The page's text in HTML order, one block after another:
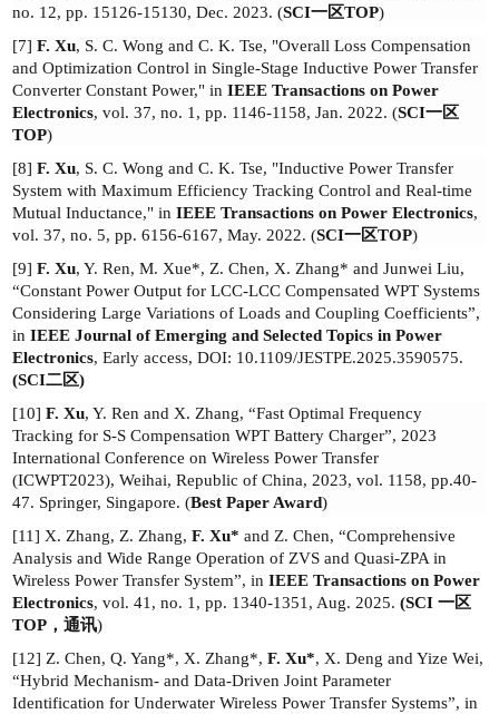
no. 12, pp. 15126-15130, Dec. 2023. (SCI一区TOP)
[7]F. Xu, S. C. Wong and C. K. Tse, "Overall Loss Compensation
and Optimization Control in Single-Stage Inductive Power Transfer
Converter Constant Power," in IEEE Transactions on Power
Electronics, vol. 37, no. 1, pp. 1146-1158, Jan. 2022.(SCI一区
TOP)
[8]F. Xu, S. C. Wong and C. K. Tse, "Inductive Power Transfer
System with Maximum Efficiency Tracking Control and Real-time
Mutual Inductance," inIEEE Transactions on Power Electronics,
vol. 37, no. 5, pp. 6156-6167, May. 2022.(SCI一区TOP)
[9] F. Xu, Y. Ren, M. Xue*, Z. Chen, X. Zhang* and Junwei Liu,
“Constant Power Output for LCC-LCC Compensated WPT Systems
Considering Large Variations of Loads and Coupling Coefficients”,
inIEEE Journal of Emerging and Selected Topics in Power
Electronics, Early access, DOI: 10.1109/JESTPE.2025.3590575.
(SCI二区)
[10]F. Xu, Y. Ren and X. Zhang, “Fast Optimal Frequency
Tracking for S-S Compensation WPT Battery Charger”, 2023
International Conference on Wireless Power Transfer
(ICWPT2023), Weihai, Republic of China, 2023, vol. 1158, pp.40-
47. Springer, Singapore. (Best Paper Award)
[11] X. Zhang, Z. Zhang,F. Xu* and Z. Chen, “Comprehensive
Analysis and Wide Range Operation of ZVS and Quasi-ZPA in
Wireless Power Transfer System”, inIEEE Transactions on Power
Electronics, vol. 41, no. 1, pp. 1340-1351, Aug. 2025.(SCI一区
TOP ，通讯)
[12] Z. Chen, Q. Yang*, X. Zhang*,F. Xu*, X. Deng and Yize Wei,
“Hybrid Mechanism- and Data-Driven Joint Parameter
Identification for Underwater Wireless Power Transfer Systems”, in